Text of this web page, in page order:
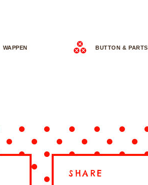
WAPPEN BUTTON & PARTS
SHARE